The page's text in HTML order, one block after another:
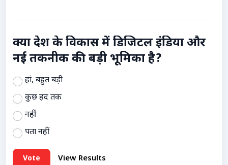
क्या देश के विकास में डिजिटल इंडिया और
नई तकनीक की बड़ी भूमिका है?
हां, बहुत बड़ी
कुछ हद तक
नहीं
पता नहीं
Vote View Results